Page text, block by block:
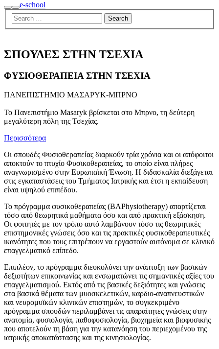
Search
Main
menu
e-school
ΣΠΟΥΔΕΣ ΣΤΗΝ ΤΣΕΧΙΑ
ΦΥΣΙΟΘΕΡΑΠΕΙΑ ΣΤΗΝ ΤΣΕΧΙΑ
ΠΑΝΕΠΙΣΤΗΜΙΟ ΜΑΣΑΡΥΚ-ΜΠΡΝΟ
Το Πανεπιστήμιο Masaryk βρίσκεται στο Μπρνο, τη δεύτερη
μεγαλύτερη πόλη της Τσεχίας.
Περισσότερα
Οι σπουδές Φυσιοθεραπείας διαρκούν τρία χρόνια και οι απόφοιτοι
αποκτούν το πτυχίο Φυσικοθεραπείας, το οποίο είναι πλήρες
αναγνωρισμένο στην Ευρωπαϊκή Ένωση. Η διδασκαλία διεξάγεται
στις εγκαταστάσεις του Τμήματος Ιατρικής και έτσι η εκπαίδευση
είναι υψηλού επιπέδου.
Το πρόγραμμα φυσικοθεραπείας (BAPhysiotherapy) απαρτίζεται
τόσο από θεωρητικά μαθήματα όσο και από πρακτική εξάσκηση.
Οι φοιτητές με τον τρόπο αυτό λαμβάνουν τόσο τις θεωρητικές
επιστημονικές γνώσεις όσο και τις πρακτικές φυσικοθεραπευτικές
ικανότητες που τους επιτρέπουν να εργαστούν αυτόνομα σε κλινικό
επαγγελματικό επίπεδο.
Επιπλέον, το πρόγραμμα διευκολύνει την ανάπτυξη των βασικών
δεξιοτήτων επικοινωνίας και ενσωματώνει τις σημαντικές αξίες του
επαγγελματισμού. Εκτός από τις βασικές δεξιότητες και γνώσεις
στα βασικά θέματα των μυοσκελετικών, καρδιο-αναπνευστικών
και νευρομυϊκών κλινικών επιστημών, το συγκεκριμένο
πρόγραμμα σπουδών περιλαμβάνει τις απαραίτητες γνώσεις στην
ανατομία, φυσιολογία, παθοφυσιολογία, βιοχημεία και βιοφυσικής
που αποτελούν τη βάση για την κατανόηση του περιεχομένου της
ιατρικής αποκατάστασης και της κινησιολογίας.